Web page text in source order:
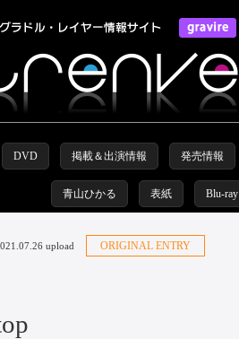
DVD 掲載＆出演情報 発売情報
青山ひかる 表紙 Blu-ray
upload ORIGINAL ENTRY